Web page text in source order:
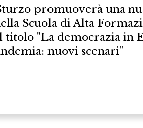
promuoverà una
Scuola di Alta
titolo "La democrazia in
nuovi scenari”